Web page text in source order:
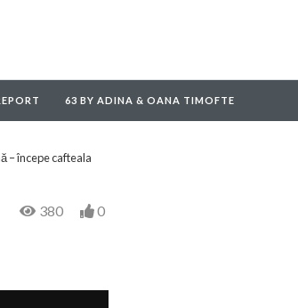
63 BY ADINA & OANA TIMOFTE
– începe cafteala
380 0